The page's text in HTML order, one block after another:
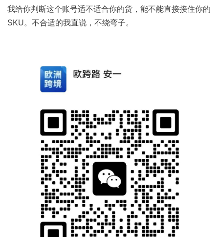
我给你判断这个账号适不适合你的货，能不能直接接住你的
SKU。 不合适的我直说，不绕弯子。